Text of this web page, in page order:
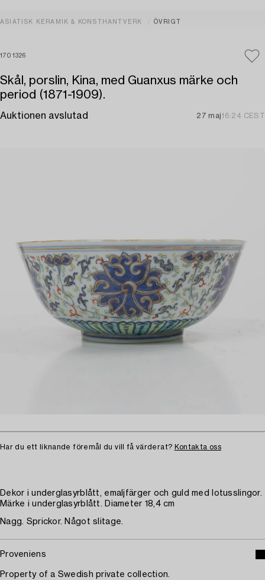
ASIATISK KERAMIK & KONSTHANTVERK ÖVRIGT
1701326
Skål, porslin, Kina, med Guanxus märke och
period (1871-1909).
Auktionen avslutad 27 maj16:24 CEST
Har du ett liknande föremål du vill få värderat? Kontakta oss
Dekor i underglasyrblått, emaljfärger och guld med lotusslingor.
Märke i underglasyrblått. Diameter 18,4 cm
Nagg. Sprickor. Något slitage.
Proveniens
Property of a Swedish private collection.